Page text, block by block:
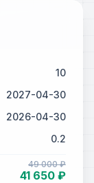
10
2027-04-30
2026-04-30
0.2
49 000 ₽
41 650 ₽